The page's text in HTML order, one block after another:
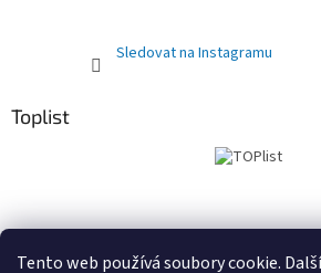
Tento web používá soubory cookie.
Sledovat na Instagramu
Toplist